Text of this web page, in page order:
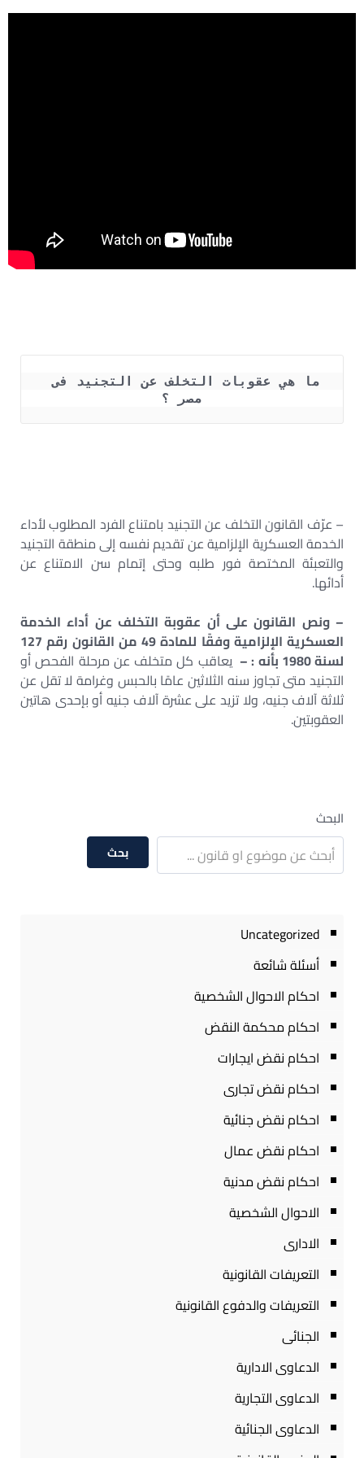
ما هي عقوبات التخلف عن التجنيد فى
مصر ؟
– عرّف القانون التخلف عن التجنيد بامتناع الفرد المطلوب لأداء
الخدمة العسكرية الإلزامية عن تقديم نفسه إلى منطقة التجنيد
والتعبئة المختصة فور طلبه وحتى إتمام سن الامتناع عن
أدائها.
– ونص القانون على أن عقوبة التخلف عن أداء الخدمة
العسكرية الإلزامية وفقًا للمادة 49 من القانون رقم 127
لسنة 1980 بأنه : –
يعاقب كل متخلف عن مرحلة الفحص أو
التجنيد متى تجاوز سنه الثلاثين عامًا بالحبس وغرامة لا تقل عن
ثلاثة آلاف جنيه، ولا تزيد على عشرة آلاف جنيه أو بإحدى هاتين
العقوبتين.
البحث
بحث
Uncategorized
أسئلة شائعة
احكام الاحوال الشخصية
احكام محكمة النقض
احكام نقض ايجارات
احكام نقض تجارى
احكام نقض جنائية
احكام نقض عمال
احكام نقض مدنية
الاحوال الشخصية
الادارى
التعريفات القانونية
التعريفات والدفوع القانونية
الجنائى
الدعاوى الادارية
الدعاوى التجارية
الدعاوى الجنائية